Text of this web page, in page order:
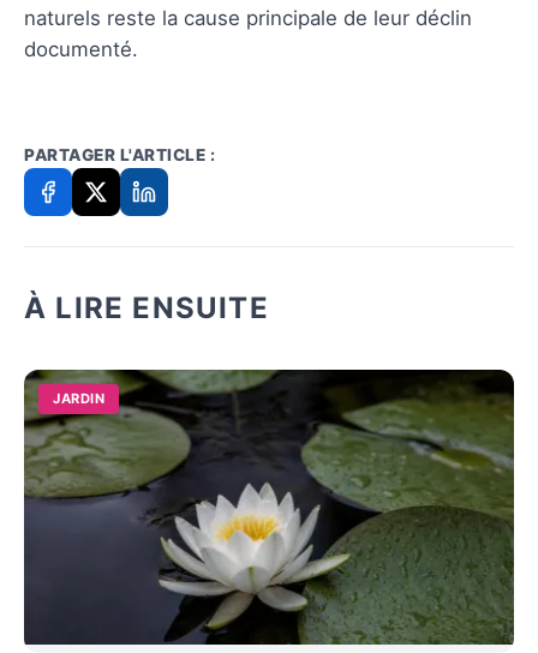
naturels reste la cause principale de leur déclin
documenté.
PARTAGER L'ARTICLE :
À LIRE ENSUITE
JARDIN